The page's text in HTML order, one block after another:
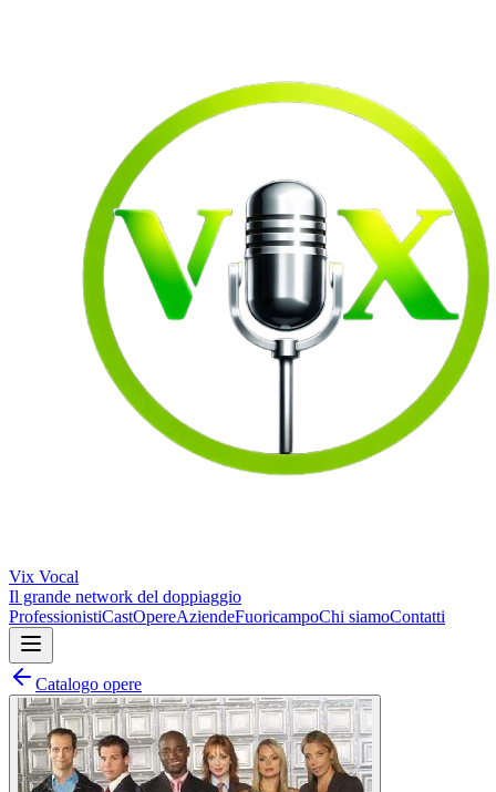
Vix Vocal
Il grande network del doppiaggio
ProfessionistiCastOpereAziendeFuoricampoChi siamoContatti
Catalogo opere